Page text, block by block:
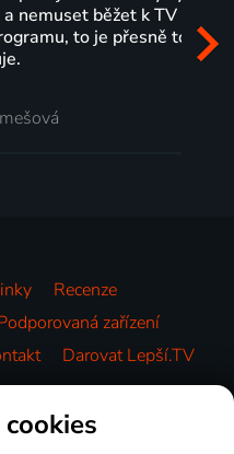
běžet k TV na
je přesně to, co
Recenze
zařízení
Darovat Lepší.TV